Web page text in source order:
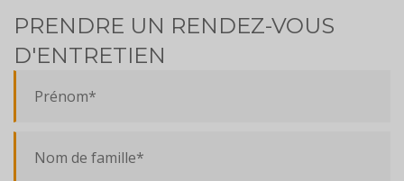
PRENDRE UN RENDEZ-VOUS
D'ENTRETIEN